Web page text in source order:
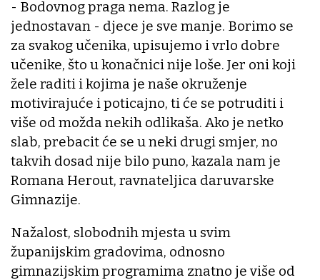
- Bodovnog praga nema. Razlog je
jednostavan - djece je sve manje. Borimo se
za svakog učenika, upisujemo i vrlo dobre
učenike, što u konačnici nije loše. Jer oni koji
žele raditi i kojima je naše okruženje
motivirajuće i poticajno, ti će se potruditi i
više od možda nekih odlikaša. Ako je netko
slab, prebacit će se u neki drugi smjer, no
takvih dosad nije bilo puno, kazala nam je
Romana Herout, ravnateljica daruvarske
Gimnazije.
Nažalost, slobodnih mjesta u svim
županijskim gradovima, odnosno
gimnazijskim programima znatno je više od